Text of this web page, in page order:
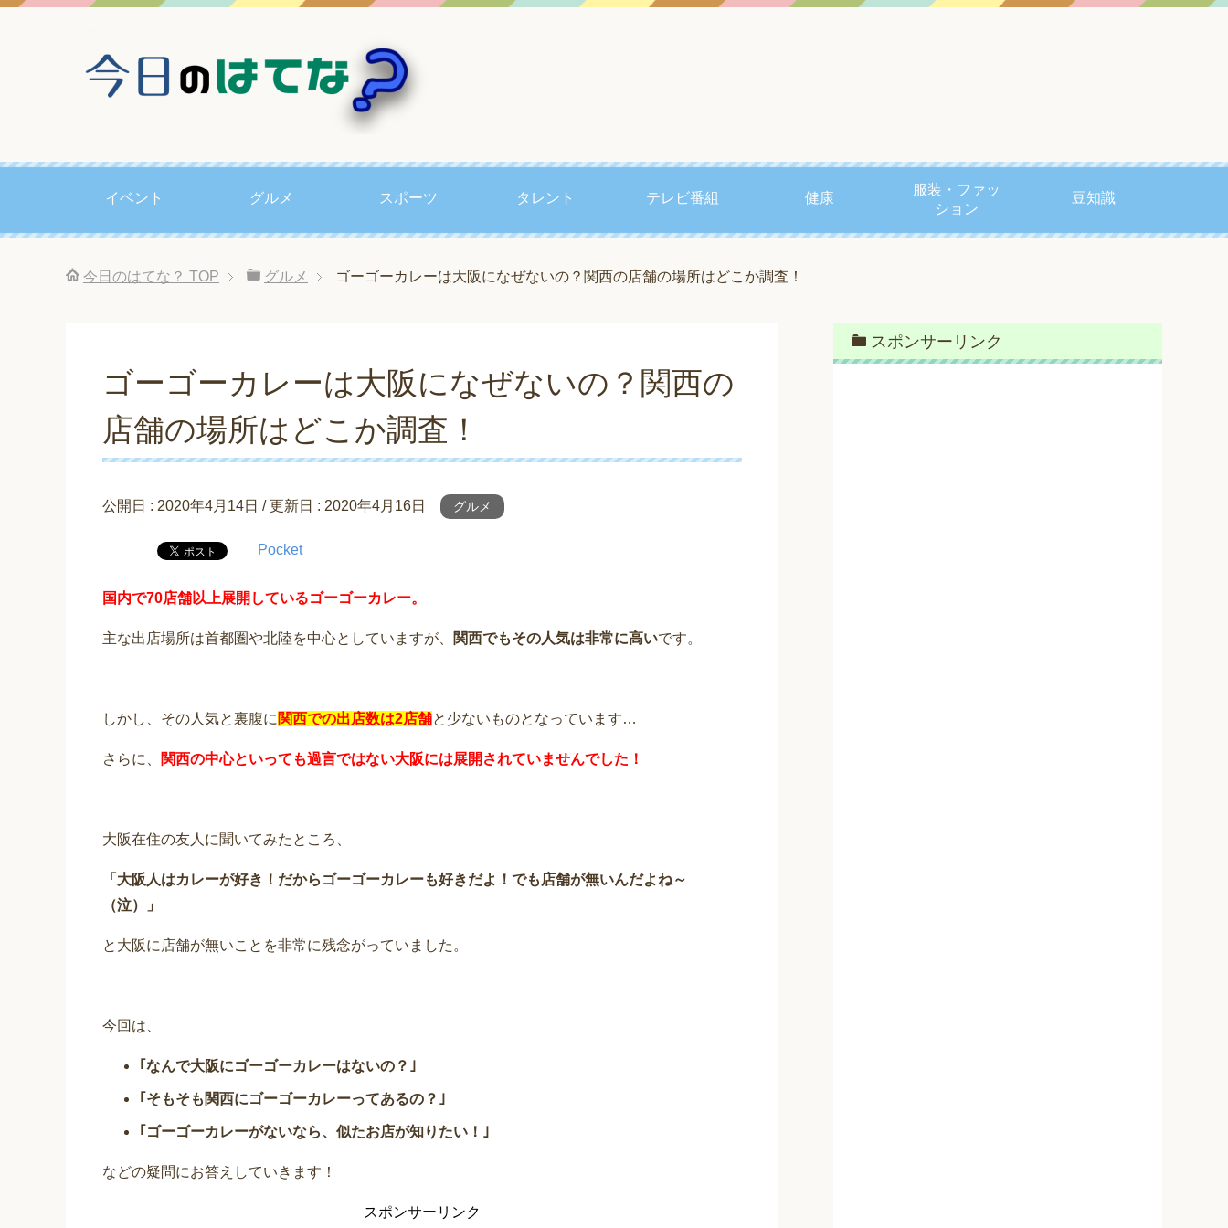
イベント グルメ スポーツ タレント テレビ番組 健康
服装・ファッ
ション
豆知識
今日のはてな？ TOP グルメ ゴーゴーカレーは大阪になぜないの？関西の店舗の場所はどこか調査！
ゴーゴーカレーは大阪になぜないの？関西の
店舗の場所はどこか調査！
公開日 : 2020年4月14日 / 更新日 : 2020年4月16日 グルメ
Pocket
国内で70店舗以上展開しているゴーゴーカレー。
主な出店場所は首都圏や北陸を中心としていますが、 関西でもその人気は非常に高いです。
しかし、その人気と裏腹に 関西での出店数は2店舗と少ないものとなっています…
さらに、 関西の中心といっても過言ではない大阪には展開されていませんでした！
大阪在住の友人に聞いてみたところ、
「大阪人はカレーが好き！だからゴーゴーカレーも好きだよ！でも店舗が無いんだよね～
（泣）」
と大阪に店舗が無いことを非常に残念がっていました。
今回は、
｢なんで大阪にゴーゴーカレーはないの？｣
｢そもそも関西にゴーゴーカレーってあるの？｣
｢ゴーゴーカレーがないなら、似たお店が知りたい！｣
などの疑問にお答えしていきます！
スポンサーリンク
スポンサーリンク